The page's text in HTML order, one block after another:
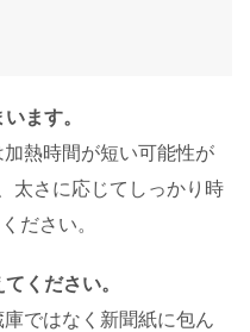
ます。
熱時間が短い可能性が
太さに応じてしっかり時
ださい。
ください。
ではなく新聞紙に包ん